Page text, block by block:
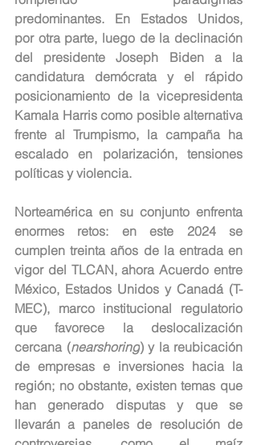
predominantes. En Estados Unidos,
por otra parte, luego de la declinación
del presidente Joseph Biden a la
candidatura demócrata y el rápido
posicionamiento de la vicepresidenta
Kamala Harris como posible alternativa
frente al Trumpismo, la campaña ha
escalado en polarización, tensiones
políticas y violencia.
Norteamérica en su conjunto enfrenta
enormes retos: en este 2024 se
cumplen treinta años de la entrada en
vigor del TLCAN, ahora Acuerdo entre
México, Estados Unidos y Canadá (T-
MEC), marco institucional regulatorio
que favorece la deslocalización
cercana (nearshoring) y la reubicación
de empresas e inversiones hacia la
región; no obstante, existen temas que
han generado disputas y que se
llevarán a paneles de resolución de